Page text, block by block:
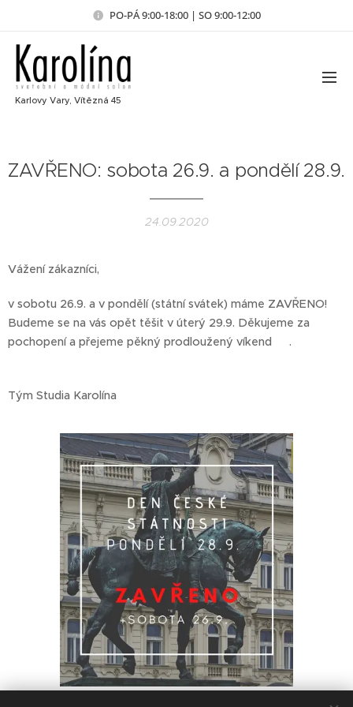
PO-PÁ 9:00-18:00 | SO 9:00-12:00
Karlovy Vary, Vítězná 45
ZAVŘENO: sobota 26.9. a pondělí 28.9.
24.09.2020
Vážení zákazníci,
v sobotu 26.9. a v pondělí (státní svátek) máme ZAVŘENO!
Budeme se na vás opět těšit v úterý 29.9. Děkujeme za
pochopení a přejeme pěkný prodloužený víkend 😉.
Tým Studia Karolína